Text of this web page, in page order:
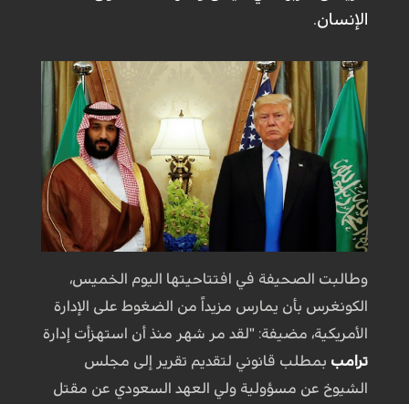
الإنسان.
وطالبت الصحيفة في افتتاحيتها اليوم الخميس،
الكونغرس بأن يمارس مزيداً من الضغوط على الإدارة
الأمريكية، مضيفة: "لقد مر شهر منذ أن استهزأت إدارة
ترامب بمطلب قانوني لتقديم تقرير إلى مجلس
الشيوخ عن مسؤولية ولي العهد السعودي عن مقتل